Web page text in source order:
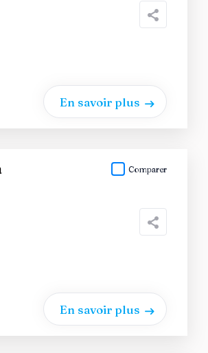
En savoir plus
Comparer
En savoir plus